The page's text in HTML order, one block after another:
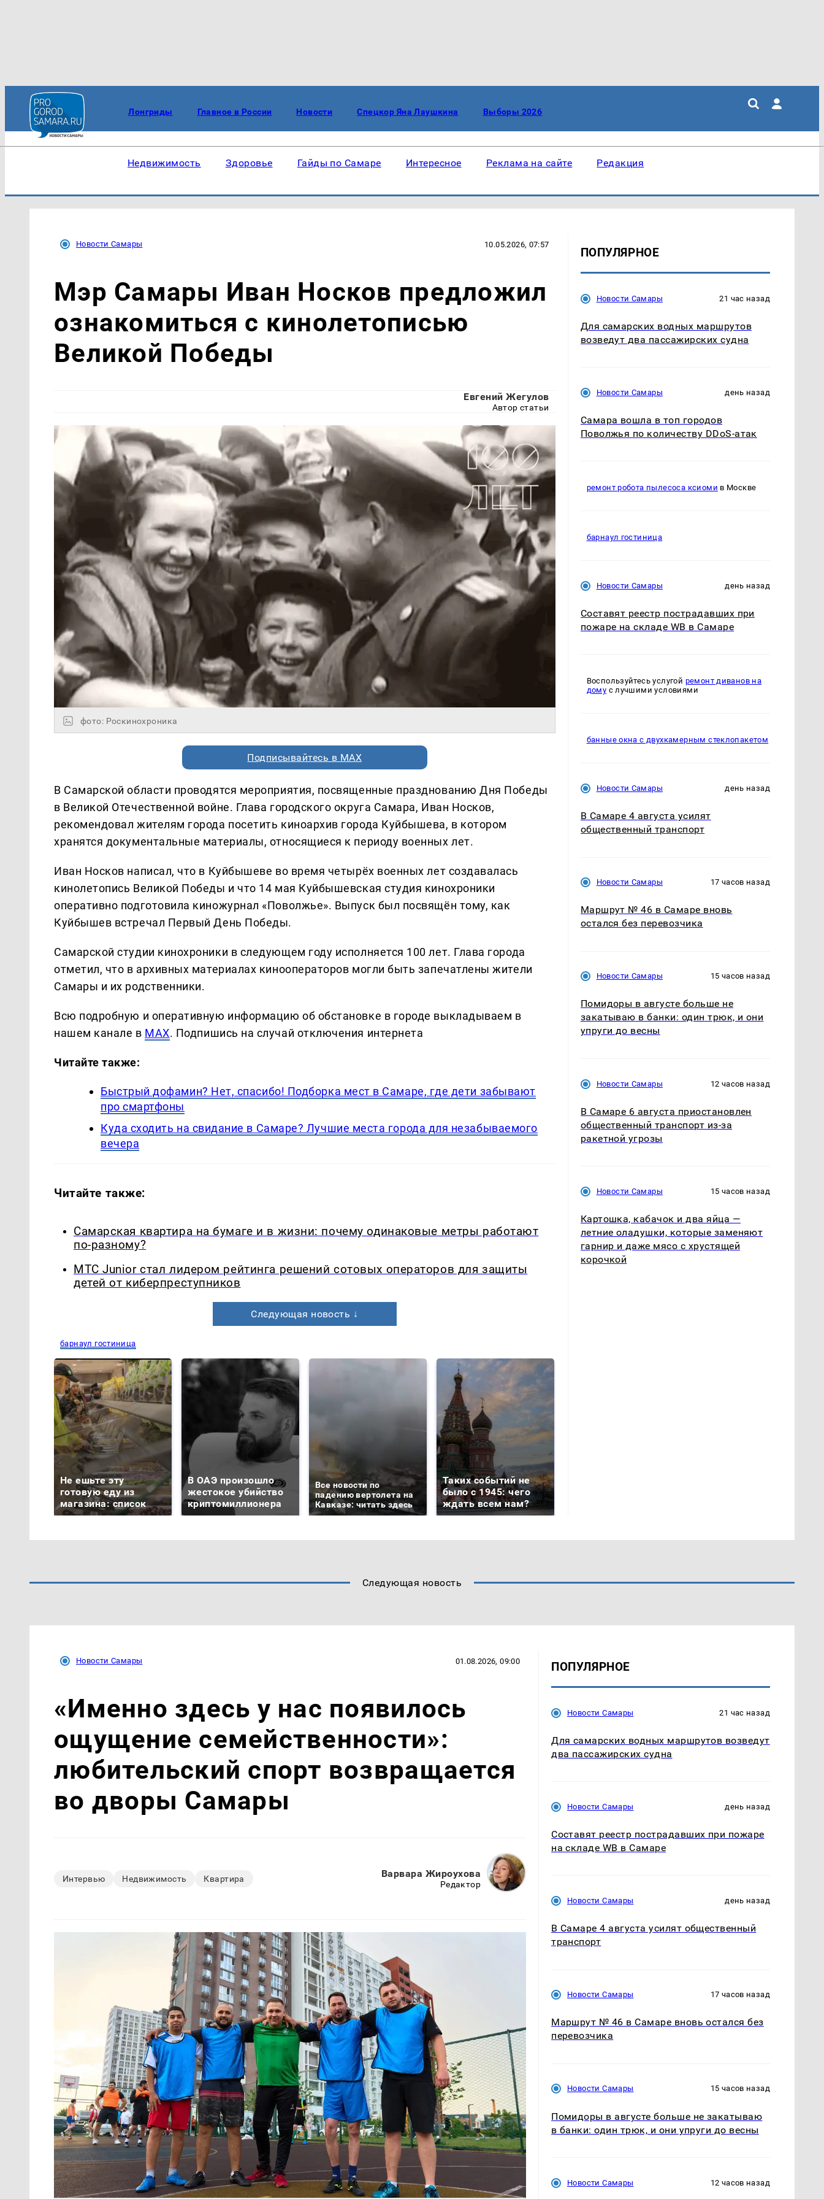
Лонгриды Главное в России Новости Спецкор Яна Лаушкина Выборы 2026
Недвижимость Здоровье Гайды по Самаре Интересное Реклама на сайте Редакция
Новости Самары 10.05.2026, 07:57
Мэр Самары Иван Носков предложил
ознакомиться с кинолетописью
Великой Победы
Евгений Жегулов
Автор статьи
фото: Роскинохроника
Подписывайтесь в MAX
В Самарской области проводятся мероприятия, посвященные празднованию Дня Победы
в Великой Отечественной войне. Глава городского округа Самара, Иван Носков,
рекомендовал жителям города посетить киноархив города Куйбышева, в котором
хранятся документальные материалы, относящиеся к периоду военных лет.
Иван Носков написал, что в Куйбышеве во время четырёх военных лет создавалась
кинолетопись Великой Победы и что 14 мая Куйбышевская студия кинохроники
оперативно подготовила киножурнал «Поволжье». Выпуск был посвящён тому, как
Куйбышев встречал Первый День Победы.
Самарской студии кинохроники в следующем году исполняется 100 лет. Глава города
отметил, что в архивных материалах кинооператоров могли быть запечатлены жители
Самары и их родственники.
Всю подробную и оперативную информацию об обстановке в городе выкладываем в
нашем канале в MAX. Подпишись на случай отключения интернета
Читайте также:
Быстрый дофамин? Нет, спасибо! Подборка мест в Самаре, где дети забывают
про смартфоны
Куда сходить на свидание в Самаре? Лучшие места города для незабываемого
вечера
Читайте также:
Самарская квартира на бумаге и в жизни: почему одинаковые метры работают
по-разному?
МТС Junior стал лидером рейтинга решений сотовых операторов для защиты
детей от киберпреступников
Следующая новость ↓
барнаул гостиница
Не ешьте эту
готовую еду из
магазина: список
В ОАЭ произошло
жестокое убийство
криптомиллионера
Все новости по
падению вертолета на
Кавказе: читать здесь
Таких событий не
было с 1945: чего
ждать всем нам?
ПОПУЛЯРНОЕ
Новости Самары 21 час назад
Для самарских водных маршрутов
возведут два пассажирских судна
Новости Самары день назад
Самара вошла в топ городов
Поволжья по количеству DDoS-атак
ремонт робота пылесоса ксиоми в Москве
барнаул гостиница
Новости Самары день назад
Составят реестр пострадавших при
пожаре на складе WB в Самаре
Воспользуйтесь услугой ремонт диванов на
дому с лучшими условиями
банные окна с двухкамерным стеклопакетом
Новости Самары день назад
В Самаре 4 августа усилят
общественный транспорт
Новости Самары 17 часов назад
Маршрут № 46 в Самаре вновь
остался без перевозчика
Новости Самары 15 часов назад
Помидоры в августе больше не
закатываю в банки: один трюк, и они
упруги до весны
Новости Самары 12 часов назад
В Самаре 6 августа приостановлен
общественный транспорт из-за
ракетной угрозы
Новости Самары 15 часов назад
Картошка, кабачок и два яйца —
летние оладушки, которые заменяют
гарнир и даже мясо с хрустящей
корочкой
Следующая новость
Новости Самары 01.08.2026, 09:00
«Именно здесь у нас появилось
ощущение семейственности»:
любительский спорт возвращается
во дворы Самары
Интервью Недвижимость Квартира Варвара Жироухова
Редактор
ПОПУЛЯРНОЕ
Новости Самары 21 час назад
Для самарских водных маршрутов возведут
два пассажирских судна
Новости Самары день назад
Составят реестр пострадавших при пожаре
на складе WB в Самаре
Новости Самары день назад
В Самаре 4 августа усилят общественный
транспорт
Новости Самары 17 часов назад
Маршрут № 46 в Самаре вновь остался без
перевозчика
Новости Самары 15 часов назад
Помидоры в августе больше не закатываю
в банки: один трюк, и они упруги до весны
Новости Самары 12 часов назад